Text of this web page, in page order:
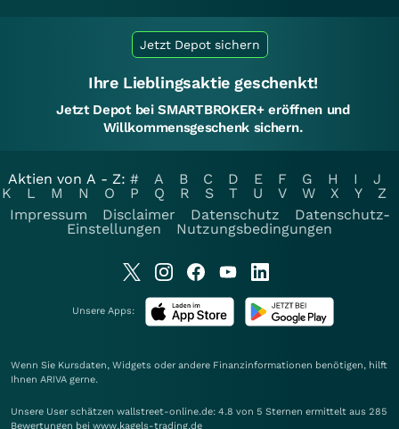
Jetzt Depot sichern
Ihre Lieblingsaktie geschenkt!
Jetzt Depot bei SMARTBROKER+ eröffnen und
Willkommensgeschenk sichern.
Aktien von A - Z: # A B C D E F G H I
J
K
L M N O P Q R S T U V W X Y
Z
Impressum
Disclaimer Datenschutz
Datenschutz-
Einstellungen
Nutzungsbedingungen
Unsere Apps:
Wenn Sie Kursdaten, Widgets oder andere Finanzinformationen benötigen, hilft
Ihnen ARIVA gerne.
Unsere User schätzen wallstreet-online.de: 4.8 von 5 Sternen ermittelt aus 285
Bewertungen bei www.kagels-trading.de